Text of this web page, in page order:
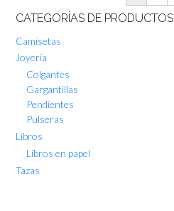
CATEGORÍAS DE PRODUCTOS
Camisetas
Joyería
Colgantes
Gargantillas
Pendientes
Pulseras
Libros
Libros en papel
Tazas